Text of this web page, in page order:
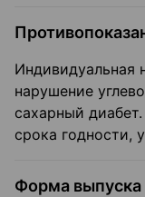
Индивидуальная
нарушение
сахарный
срока годности,
Форма выпуска